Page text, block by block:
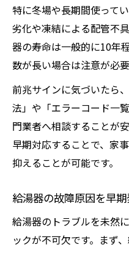
異音や不具合から
給湯器の異音が
給湯器不具合の
異音発生時に
ガス給湯器故障
給湯器トラブル
お風呂の困りごと
給湯器故障時の
お湯が出ない時
給湯器トラブル
夫
特に冬場や長期間使って
劣化や凍結による配管不
器の寿命は一般的に10年
数が長い場合は注意が必要
前兆サインに気づいたら
法」や「エラーコード一
門業者へ相談することが
早期対応することで、家
抑えることが可能です。
給湯器の故障原因を早
給湯器のトラブルを未然
ックが不可欠です。まず